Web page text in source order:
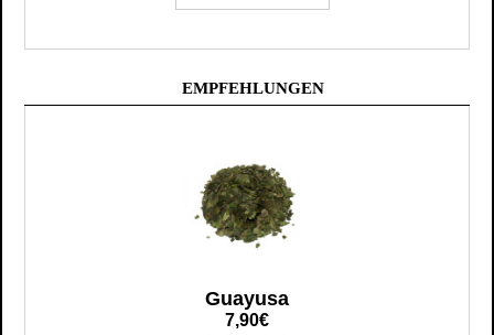
EMPFEHLUNGEN
Guayusa
7,90€